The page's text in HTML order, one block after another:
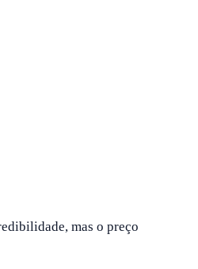
mas o preço